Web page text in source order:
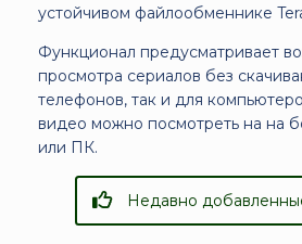
устойчивом файлообменнике
Функционал предусматривает
просмотра сериалов без
телефонов, так и для
видео можно посмотреть на на
или ПК.
Недавно